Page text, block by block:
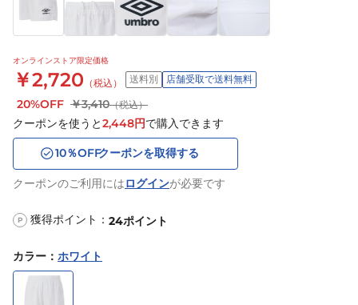
オンラインストア限定価格
￥2,720 （税込） 送料別 店舗受取で送料無料
20%OFF ￥3,410（税込）
クーポンを使うと2,448円で購入できます
10％OFFクーポンを取得する
クーポンのご利用にはログインが必要です
P 獲得ポイント： 24ポイント
カラー ： ホワイト